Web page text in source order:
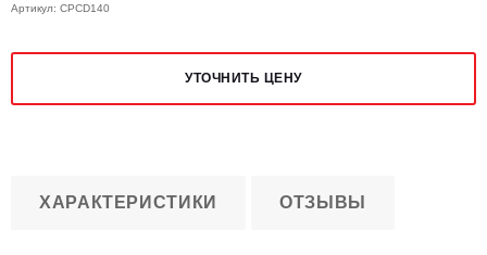
Артикул: CPCD140
УТОЧНИТЬ ЦЕНУ
ХАРАКТЕРИСТИКИ ОТЗЫВЫ